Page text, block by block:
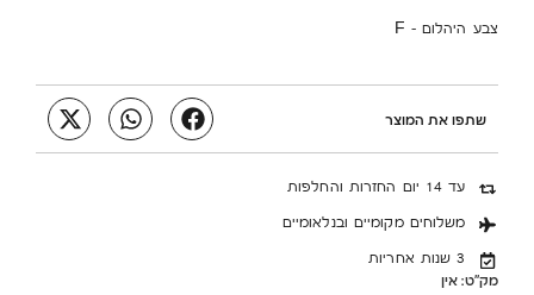
צבע היהלום – F
שתפו את המוצר
עד 14 יום החזרות והחלפות
משלוחים מקומיים ובנלאומיים
3 שנות אחריות
מק"ט: אין